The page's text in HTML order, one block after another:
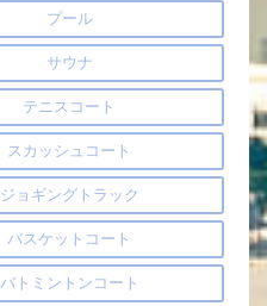
プール
サウナ
テニスコート
スカッシュコート
ジョギングトラック
バスケットコート
バトミントンコート